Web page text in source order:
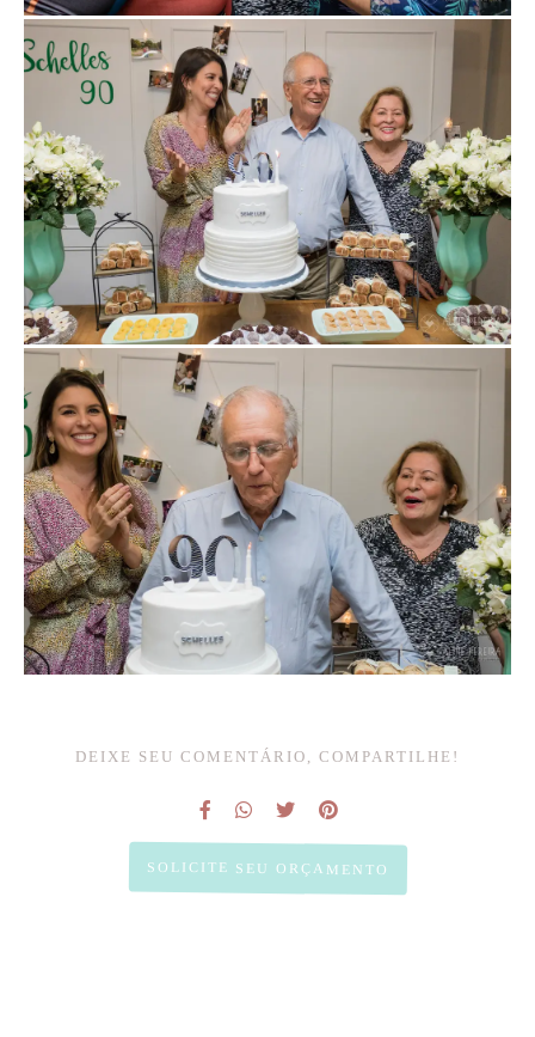
DEIXE SEU COMENTÁRIO, COMPARTILHE!
SOLICITE SEU ORÇAMENTO